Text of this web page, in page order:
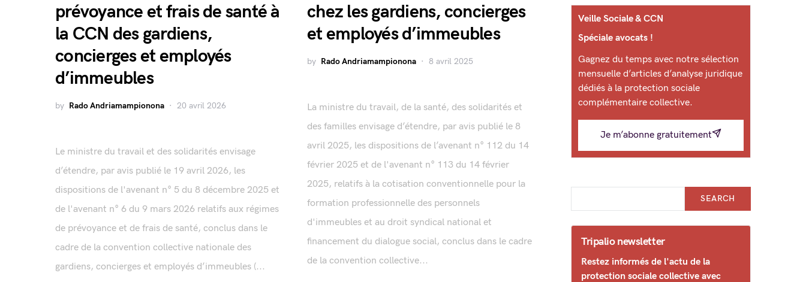
prévoyance et frais de santé à
la CCN des gardiens,
concierges et employés
d’immeubles
by Rado Andriamampionona 20 avril 2026
Le ministre du travail et des solidarités envisage
d’étendre, par avis publié le 19 avril 2026, les
dispositions de l'avenant n° 5 du 8 décembre 2025 et
de l'avenant n° 6 du 9 mars 2026 relatifs aux régimes
de prévoyance et de frais de santé, conclus dans le
cadre de la convention collective nationale des
gardiens, concierges et employés d’immeubles (...
chez les gardiens, concierges
et employés d’immeubles
by Rado Andriamampionona 8 avril 2025
La ministre du travail, de la santé, des solidarités et
des familles envisage d’étendre, par avis publié le 8
avril 2025, les dispositions de l’avenant n° 112 du 14
février 2025 et de l'avenant n° 113 du 14 février
2025, relatifs à la cotisation conventionnelle pour la
formation professionnelle des personnels
d'immeubles et au droit syndical national et
financement du dialogue social, conclus dans le cadre
de la convention collective...
Veille Sociale & CCN
Spéciale avocats !
Gagnez du temps avec notre sélection
mensuelle d’articles d’analyse juridique
dédiés à la protection sociale
complémentaire collective.
Je m’abonne gratuitement
SEARCH
Tripalio newsletter
Restez informés de l'actu de la
protection sociale collective avec